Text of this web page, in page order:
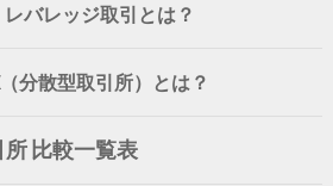
レバレッジ取引とは？
分散型取引所）とは？
所 比較一覧表